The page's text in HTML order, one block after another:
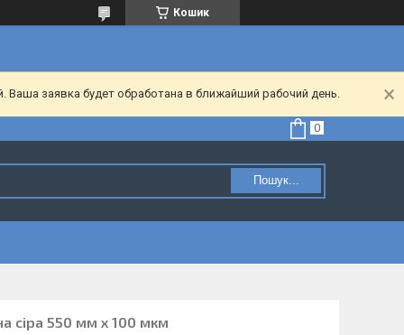
Кошик
заявка будет обработана в ближайший рабочий день.
Пошук...
сіра 550 мм х 100 мкм